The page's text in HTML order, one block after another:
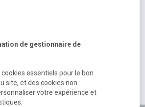
la gêne occasionée.
Retour à l'accueil
de gestionnaire de
essentiels pour le bon
site, et des cookies non
votre expérience et